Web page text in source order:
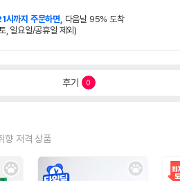
시까지 주문하면, 다음날 95% 도착
, 일요일/공휴일 제외)
후기 0
향 저격 상품